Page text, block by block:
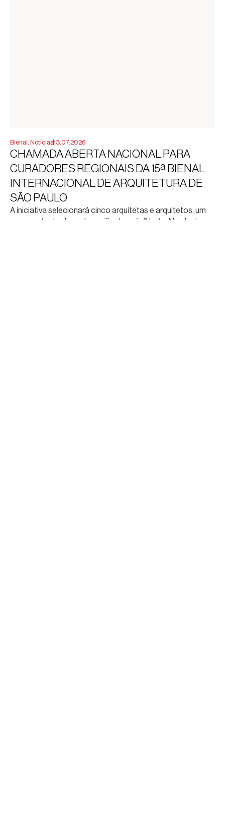
Bienal Notícias13.07.2026
CHAMADA ABERTA NACIONAL PARA
CURADORES REGIONAIS DA 15ª BIENAL
INTERNACIONAL DE ARQUITETURA DE
SÃO PAULO
A iniciativa selecionará cinco arquitetas e arquitetos, um
representante de cada região do país (Norte, Nordeste,